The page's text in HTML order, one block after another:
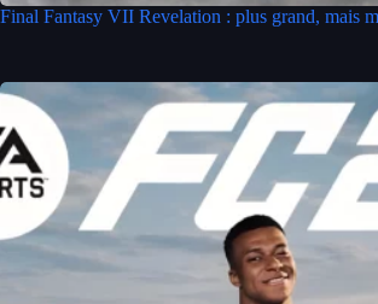
Final Fantasy VII Revelation : plus grand, mais